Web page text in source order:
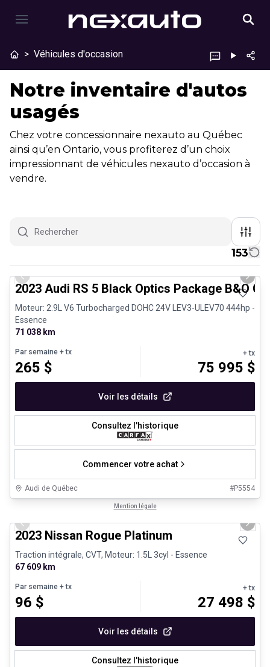
> Véhicules d'occasion
Notre inventaire d'autos
usagés
Chez votre concessionnaire nexauto au Québec
ainsi qu’en Ontario, vous profiterez d’un choix
impressionnant de véhicules nexauto d’occasion à
vendre.
153
1/8
Previous slide Next
2023 Audi RS 5 Black Optics Package B&O
Moteur: 2.9L V6 Turbocharged DOHC 24V LEV3-ULEV70 444hp -
Essence
71 038 km
Par semaine + tx
265 $
+ tx
75 995 $
Voir les détails
Consultez l'historique
Commencer votre achat
Audi de Québec #P5554
Mention légale
Véhicules d'occasion certifiés
Previous slide Next
2023 Nissan Rogue Platinum
Traction intégrale, CVT, Moteur: 1.5L 3cyl - Essence
67 609 km
Par semaine + tx
96 $
+ tx
27 498 $
Voir les détails
Consultez l'historique